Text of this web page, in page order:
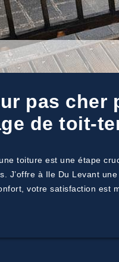
pas cher
de toit-
toiture est une étape
J’offre à Ile Du Levant
votre satisfaction est